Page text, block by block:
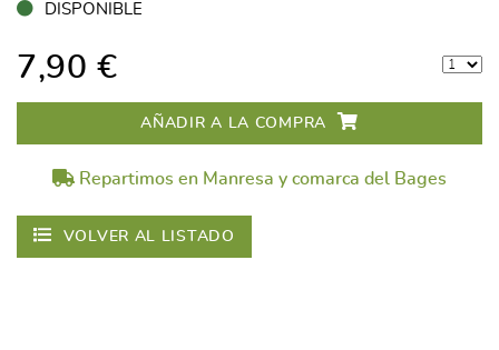
DISPONIBLE
7,90 €
AÑADIR A LA COMPRA
Repartimos en Manresa y comarca del Bages
VOLVER AL LISTADO